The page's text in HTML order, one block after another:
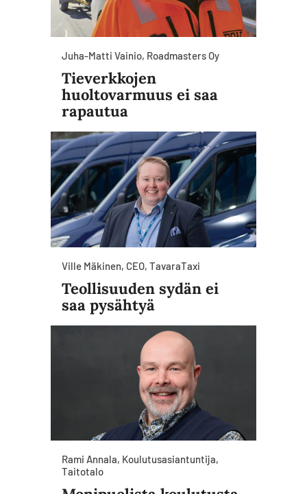
Juha-Matti Vainio, Roadmasters Oy
Tieverkkojen
huoltovarmuus ei saa
rapautua
Ville Mäkinen, CEO, TavaraTaxi
Teollisuuden sydän ei
saa pysähtyä
Rami Annala, Koulutusasiantuntija,
Taitotalo